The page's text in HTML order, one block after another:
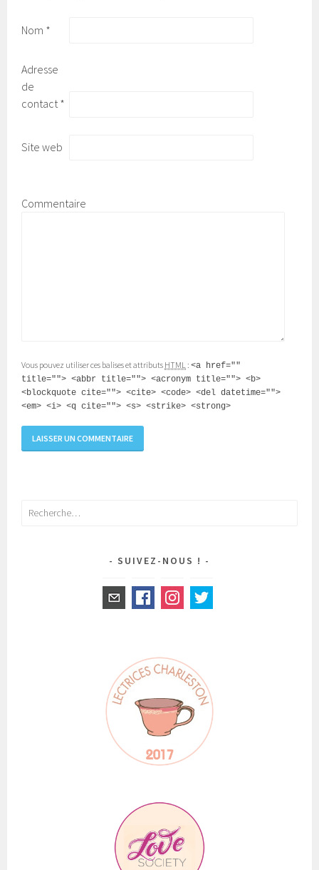
Nom *
Adresse
de
contact*
Site web
Commentaire
Vous pouvez utiliser ces balises et attributs HTML :<a href=""
title=""> <abbr title=""> <acronym title=""> <b>
<blockquote cite=""> <cite> <code> <del datetime="">
<em> <i> <q cite=""> <s> <strike> <strong>
Rechercher :
SUIVEZ-NOUS !